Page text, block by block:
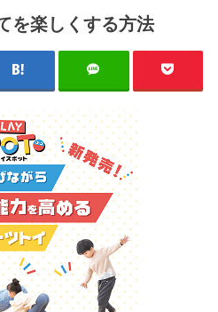
を楽しくする方法